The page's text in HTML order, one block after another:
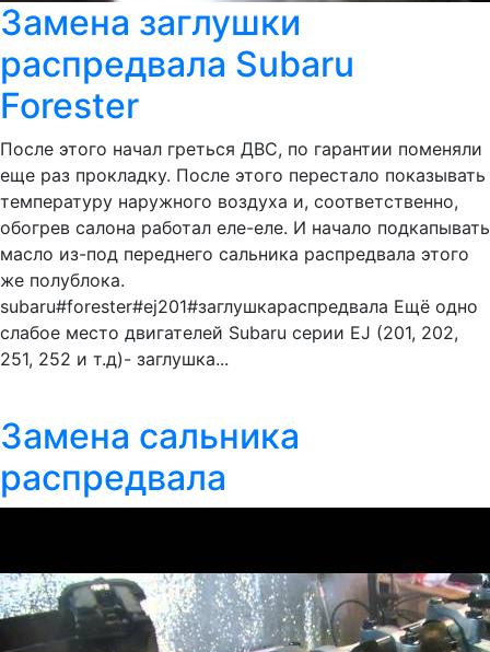
Замена заглушки
распредвала Subaru
Forester
После этого начал греться ДВС, по гарантии поменяли
еще раз прокладку. После этого перестало показывать
температуру наружного воздуха и, соответственно,
обогрев салона работал еле-еле. И начало подкапывать
масло из-под переднего сальника распредвала этого
же полублока.
subaru#forester#ej201#заглушкараспредвала Ещё одно
слабое место двигателей Subaru серии EJ (201, 202,
251, 252 и т.д)- заглушка...
Замена сальника
распредвала